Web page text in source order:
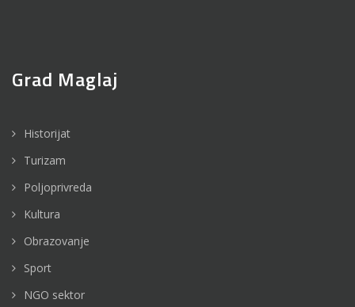
Grad Maglaj
Historijat
Turizam
Poljoprivreda
Kultura
Obrazovanje
Sport
NGO sektor